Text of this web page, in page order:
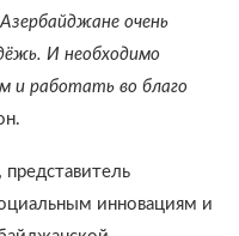
очень
И необходимо
и работать во благо
представитель
инновациям и